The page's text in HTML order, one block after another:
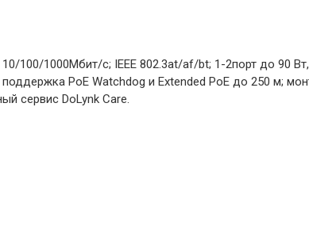
100/1000Mбит/с; IEEE 802.3at/af/bt; 1-2порт до 90
PоE Watchdog и Extended PoE до 250 м;
сервис DoLynk Care.